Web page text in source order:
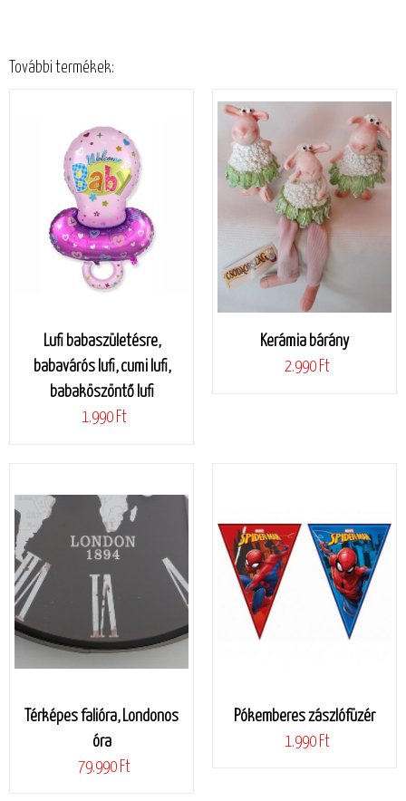
További termékek:
Lufi babaszületésre,
babavárós lufi, cumi lufi,
babaköszöntő lufi
1.990 Ft
Kerámia bárány
2.990 Ft
Térképes falióra, Londonos
óra
79.990 Ft
Pókemberes zászlófüzér
1.990 Ft